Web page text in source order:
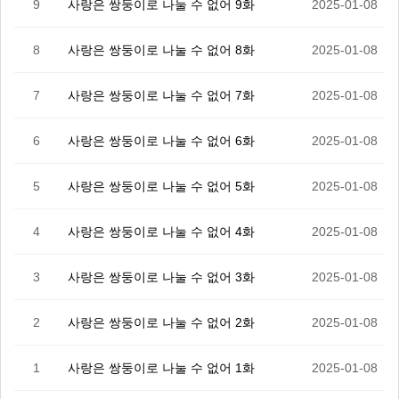
9 사랑은 쌍둥이로 나눌 수 없어 9화 2025-01-08
8 사랑은 쌍둥이로 나눌 수 없어 8화 2025-01-08
7 사랑은 쌍둥이로 나눌 수 없어 7화 2025-01-08
6 사랑은 쌍둥이로 나눌 수 없어 6화 2025-01-08
5 사랑은 쌍둥이로 나눌 수 없어 5화 2025-01-08
4 사랑은 쌍둥이로 나눌 수 없어 4화 2025-01-08
3 사랑은 쌍둥이로 나눌 수 없어 3화 2025-01-08
2 사랑은 쌍둥이로 나눌 수 없어 2화 2025-01-08
1 사랑은 쌍둥이로 나눌 수 없어 1화 2025-01-08